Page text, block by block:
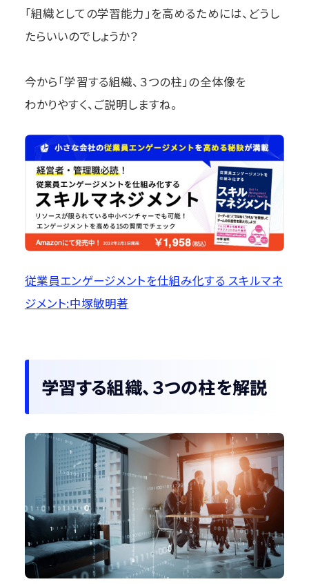
「組織としての学習能力」を高めるためには、どうし
たらいいのでしょうか？
今から「学習する組織、３つの柱」の全体像を
わかりやすく、ご説明しますね。
従業員エンゲージメントを仕組み化する スキルマネ
ジメント:中塚敏明著
学習する組織、３つの柱を解説